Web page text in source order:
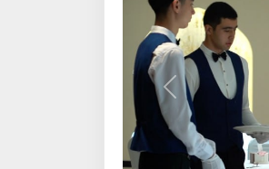
Олдинги